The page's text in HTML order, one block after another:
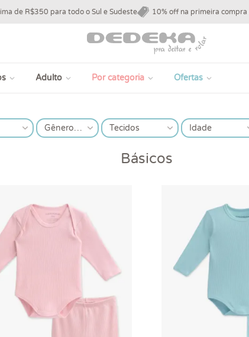
de R$350 para todo o Sul e Sudeste 10% off na primeira compra
Adulto Por categoria Ofertas
Gêneros Tecidos Idade
Básicos